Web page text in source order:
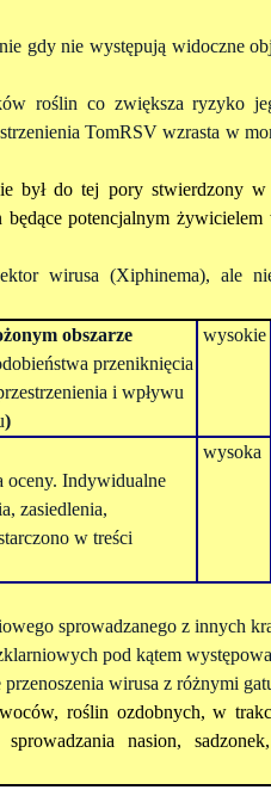
gdy nie występują widoczne
roślin co zwiększa ryzyko
TomRSV wzrasta w
był do tej pory stwierdzony
potencjalnym
wirusa (Xiphinema),ale
obszarze
przeniknięcia
i wpływu
)
wysokie
oceny. Indywidualne
zasiedlenia,
w treści
wysoka
sprowadzanego z innych
pod kątem
wirusa z różnymi
roślin ozdobnych, w
sprowadzania nasion,